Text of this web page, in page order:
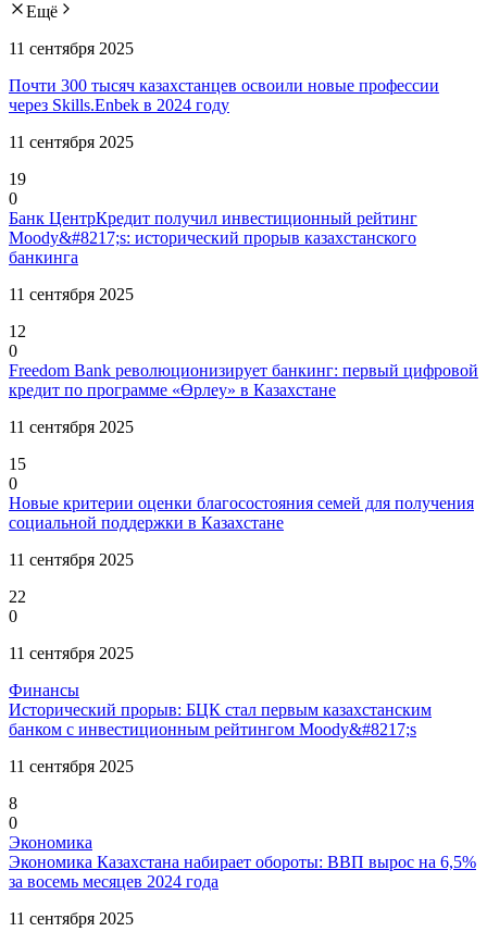
Ещё
11 сентября 2025
Почти 300 тысяч казахстанцев освоили новые профессии
через Skills.Enbek в 2024 году
11 сентября 2025
19
0
Банк ЦентрКредит получил инвестиционный рейтинг
Moody&#8217;s: исторический прорыв казахстанского
банкинга
11 сентября 2025
12
0
Freedom Bank революционизирует банкинг: первый цифровой
кредит по программе «Өрлеу» в Казахстане
11 сентября 2025
15
0
Новые критерии оценки благосостояния семей для получения
социальной поддержки в Казахстане
11 сентября 2025
22
0
11 сентября 2025
Финансы
Исторический прорыв: БЦК стал первым казахстанским
банком с инвестиционным рейтингом Moody&#8217;s
11 сентября 2025
8
0
Экономика
Экономика Казахстана набирает обороты: ВВП вырос на 6,5%
за восемь месяцев 2024 года
11 сентября 2025